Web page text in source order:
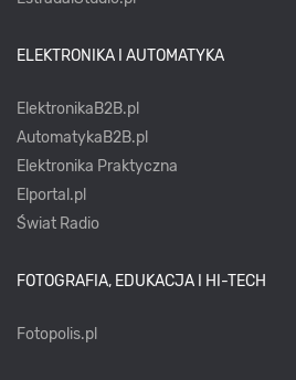
ELEKTRONIKA I AUTOMATYKA
ElektronikaB2B.pl
AutomatykaB2B.pl
Elektronika Praktyczna
Elportal.pl
Świat Radio
FOTOGRAFIA, EDUKACJA I HI-TECH
Fotopolis.pl